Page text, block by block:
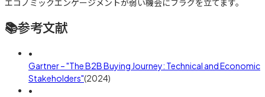
📚参考文献
•
Gartner – "The B2B Buying Journey: Technical and Economic
Stakeholders"(2024)
•